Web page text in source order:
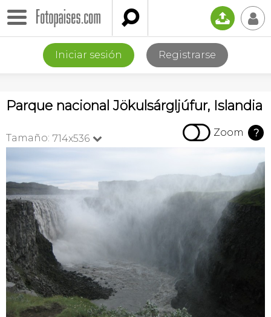
 📤 👤
Iniciar sesión Registrarse
Parque nacional Jökulsárgljúfur, Islandia
Tamaño: 714x536   Zoom ?